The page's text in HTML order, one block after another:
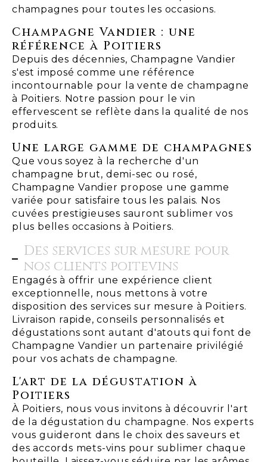
champagnes pour toutes les occasions.
Champagne Vandier : une
référence à Poitiers
Depuis des décennies, Champagne Vandier
s'est imposé comme une référence
incontournable pour la vente de champagne
à Poitiers. Notre passion pour le vin
effervescent se reflète dans la qualité de nos
produits.
Une large gamme de champagnes
Que vous soyez à la recherche d'un
champagne brut, demi-sec ou rosé,
Champagne Vandier propose une gamme
variée pour satisfaire tous les palais. Nos
cuvées prestigieuses sauront sublimer vos
plus belles occasions à Poitiers.
Des services sur mesure pour
nos clients poitevins
Engagés à offrir une expérience client
exceptionnelle, nous mettons à votre
disposition des services sur mesure à Poitiers.
Livraison rapide, conseils personnalisés et
dégustations sont autant d'atouts qui font de
Champagne Vandier un partenaire privilégié
pour vos achats de champagne.
L'art de la dégustation à
Poitiers
À Poitiers, nous vous invitons à découvrir l'art
de la dégustation du champagne. Nos experts
vous guideront dans le choix des saveurs et
des accords mets-vins pour sublimer chaque